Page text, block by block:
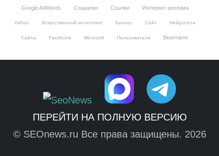
Google AdWords Социалки Ссылки Интернет-реклама
Yahoo Искусственный интеллект Бизнес Сайт Нейросети
Сайты Facebook Microsoft Пользователи Вконтакте
ПЕРЕЙТИ НА ПОЛНУЮ ВЕРСИЮ
© SEOnews.ru Все права защищены. 2026